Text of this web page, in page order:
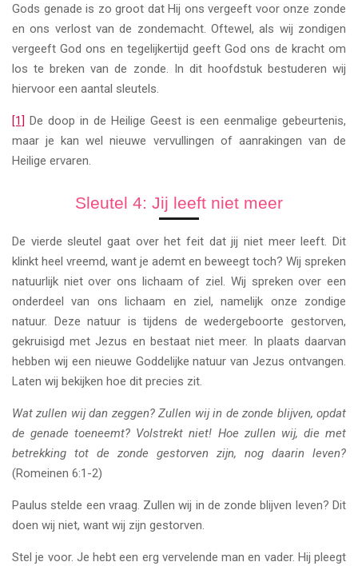
Gods genade is zo groot dat Hij ons vergeeft voor onze zonde
en ons verlost van de zondemacht. Oftewel, als wij zondigen
vergeeft God ons en tegelijkertijd geeft God ons de kracht om
los te breken van de zonde. In dit hoofdstuk bestuderen wij
hiervoor een aantal sleutels.
[1] De doop in de Heilige Geest is een eenmalige gebeurtenis,
maar je kan wel nieuwe vervullingen of aanrakingen van de
Heilige ervaren.
Sleutel 4: Jij leeft niet meer
De vierde sleutel gaat over het feit dat jij niet meer leeft. Dit
klinkt heel vreemd, want je ademt en beweegt toch? Wij spreken
natuurlijk niet over ons lichaam of ziel. Wij spreken over een
onderdeel van ons lichaam en ziel, namelijk onze zondige
natuur. Deze natuur is tijdens de wedergeboorte gestorven,
gekruisigd met Jezus en bestaat niet meer. In plaats daarvan
hebben wij een nieuwe Goddelijke natuur van Jezus ontvangen.
Laten wij bekijken hoe dit precies zit.
Wat zullen wij dan zeggen? Zullen wij in de zonde blijven, opdat
de genade toeneemt? Volstrekt niet! Hoe zullen wij, die met
betrekking tot de zonde gestorven zijn, nog daarin leven?
(Romeinen 6:1-2)
Paulus stelde een vraag. Zullen wij in de zonde blijven leven? Dit
doen wij niet, want wij zijn gestorven.
Stel je voor. Je hebt een erg vervelende man en vader. Hij pleegt